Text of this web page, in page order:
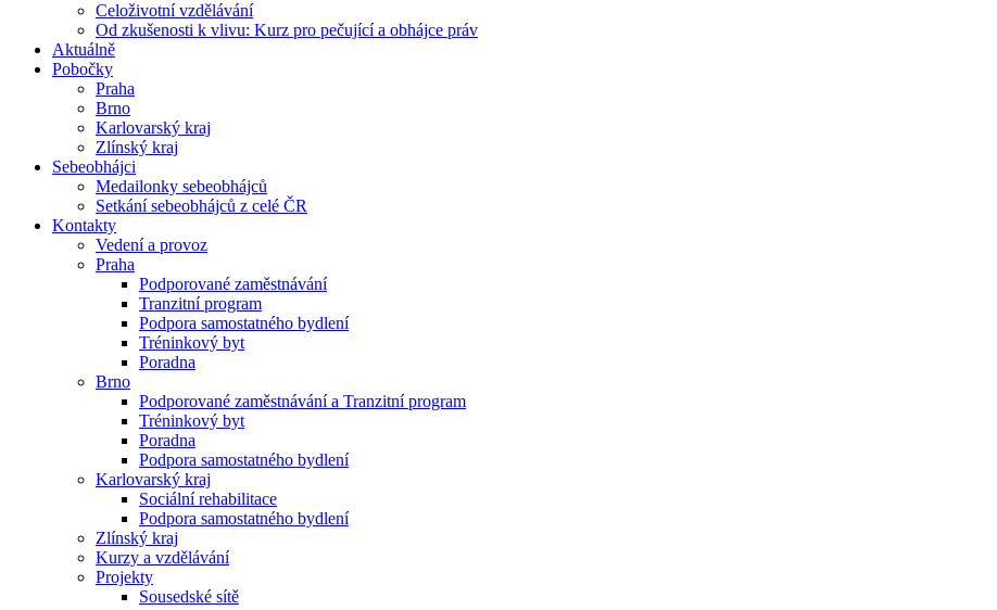
Celoživotní vzdělávání
Od zkušenosti k vlivu: Kurz pro pečující a obhájce práv
Aktuálně
Pobočky
Praha
Brno
Karlovarský kraj
Zlínský kraj
Sebeobhájci
Medailonky sebeobhájců
Setkání sebeobhájců z celé ČR
Kontakty
Vedení a provoz
Praha
Podporované zaměstnávání
Tranzitní program
Podpora samostatného bydlení
Tréninkový byt
Poradna
Brno
Podporované zaměstnávání a Tranzitní program
Tréninkový byt
Poradna
Podpora samostatného bydlení
Karlovarský kraj
Sociální rehabilitace
Podpora samostatného bydlení
Zlínský kraj
Kurzy a vzdělávání
Projekty
Sousedské sítě